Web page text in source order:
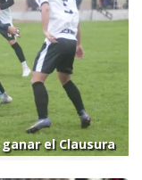
el Clausura